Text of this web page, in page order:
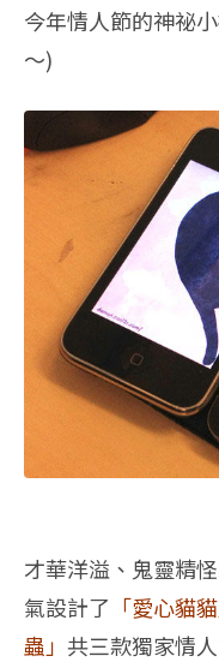
今年情人節的神祕
～)
才華洋溢、鬼靈精
氣設計了 「愛心貓貓
蟲」 共三款獨家情